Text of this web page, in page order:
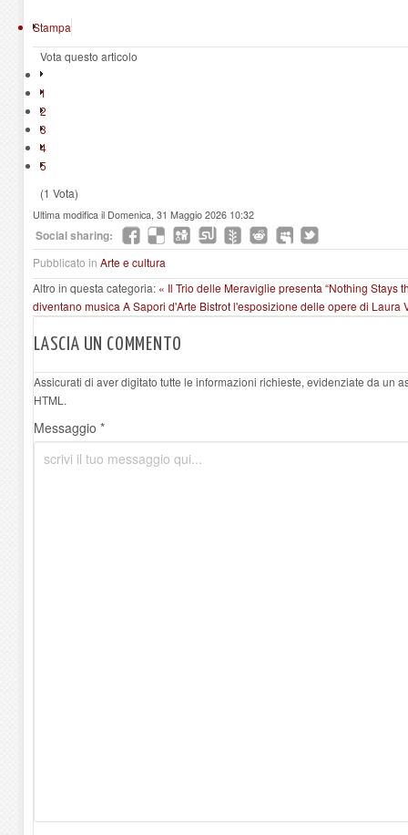
Stampa
Vota questo articolo
1
2
3
4
5
(1 Vota)
Ultima modifica il Domenica, 31 Maggio 2026 10:32
Social sharing:
Pubblicato in Arte e cultura
Altro in questa categoria: « Il Trio delle Meraviglie presenta “Nothing Stays
diventano musica A Sapori d'Arte Bistrot l'esposizione delle opere di Laura
LASCIA UN COMMENTO
Assicurati di aver digitato tutte le informazioni richieste, evidenziate da un
HTML.
Messaggio *